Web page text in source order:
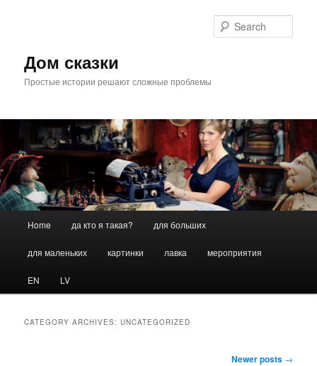
Дом сказки
Простые истории решают сложные проблемы
Home да кто я такая? для больших
для маленьких картинки лавка мероприятия
EN LV
CATEGORY ARCHIVES:UNCATEGORIZED
Newer posts →